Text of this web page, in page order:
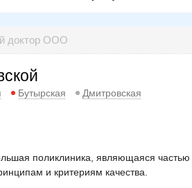
доктор ООО
Бутырская Дмитровская
поликлиника, являющаяся частью
и критериям качества.